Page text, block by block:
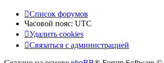
Список форумов
Часовой пояс: UTC
Удалить cookies
Связаться с администрацией